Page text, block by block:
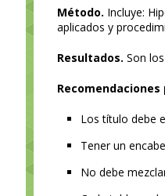
Método. Incluye:
aplicados y
Resultados. Son
Los título debe
Tener un
No debe